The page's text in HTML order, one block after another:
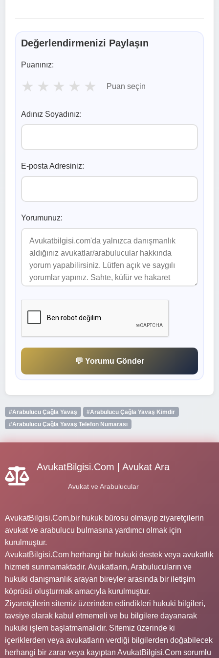
Değerlendirmenizi Paylaşın
Puanınız:
★ ★ ★ ★ ★ Puan seçin
Adınız Soyadınız:
E-posta Adresiniz:
Yorumunuz:
💬 Yorumu Gönder
#Arabulucu Çağla Yavaş
#Arabulucu Çağla Yavaş Kimdir
#Arabulucu Çağla Yavaş Telefon Numarası
AvukatBilgisi.Com | Avukat Ara
Avukat ve Arabulucular
AvukatBilgisi.Com,bir hukuk bürosu olmayıp ziyaretçilerin
avukat ve arabulucu bulmasına yardımcı olmak için
kurulmuştur.
AvukatBilgisi.Com herhangi bir hukuki destek veya avukatlık
hizmeti sunmamaktadır. Avukatların, Arabulucuların ve
hukuki danışmanlık arayan bireyler arasında bir iletişim
köprüsü oluşturmak amacıyla kurulmuştur.
Ziyaretçilerin sitemiz üzerinden edindikleri hukuki bilgileri,
tavsiye olarak kabul etmemeli ve bu bilgilere dayanarak
hukuki işlem başlatmamalıdır. Sitemiz üzerinde ki
içeriklerden veya avukatların verdiği bilgilerden doğabilecek
herhangi bir zarar veya kayıptan AvukatBilgisi.Com sorumlu